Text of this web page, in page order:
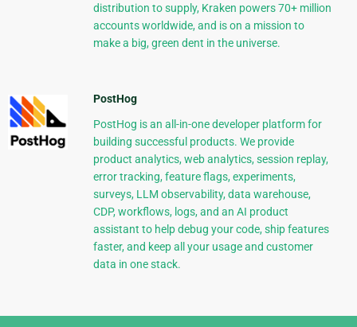
distribution to supply, Kraken powers 70+ million
accounts worldwide, and is on a mission to
make a big, green dent in the universe.
PostHog
PostHog is an all-in-one developer platform for
building successful products. We provide
product analytics, web analytics, session replay,
error tracking, feature flags, experiments,
surveys, LLM observability, data warehouse,
CDP, workflows, logs, and an AI product
assistant to help debug your code, ship features
faster, and keep all your usage and customer
data in one stack.